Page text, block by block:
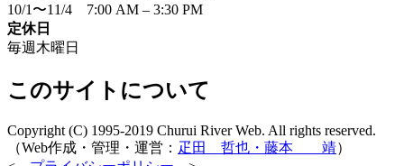
10/1〜11/4 7:00 AM – 3:30 PM
定休日
毎週木曜日
このサイトについて
Copyright (C) 1995-2019 Churui River Web. All rights reserved.
（Web作成・管理・運営： 疋田 哲也・藤本 靖）